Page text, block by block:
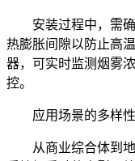
安装过程中，需确
热膨胀间隙以防止高
器，可实时监测烟雾
控。
应用场景的多样性
从商业综合体到地